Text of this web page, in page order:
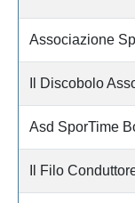
Associazione
Il Discobolo
Asd SporTime
Il Filo